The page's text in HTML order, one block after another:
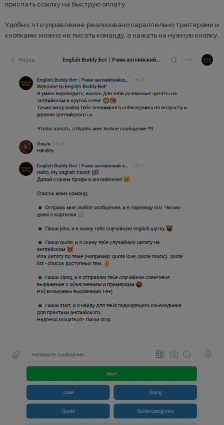
прислать ссылку на быструю оплату.
Удобно, что управление реализовано параллельно триггерами и
кнопками: можно не писать команду, а нажать на нужную кнопку.